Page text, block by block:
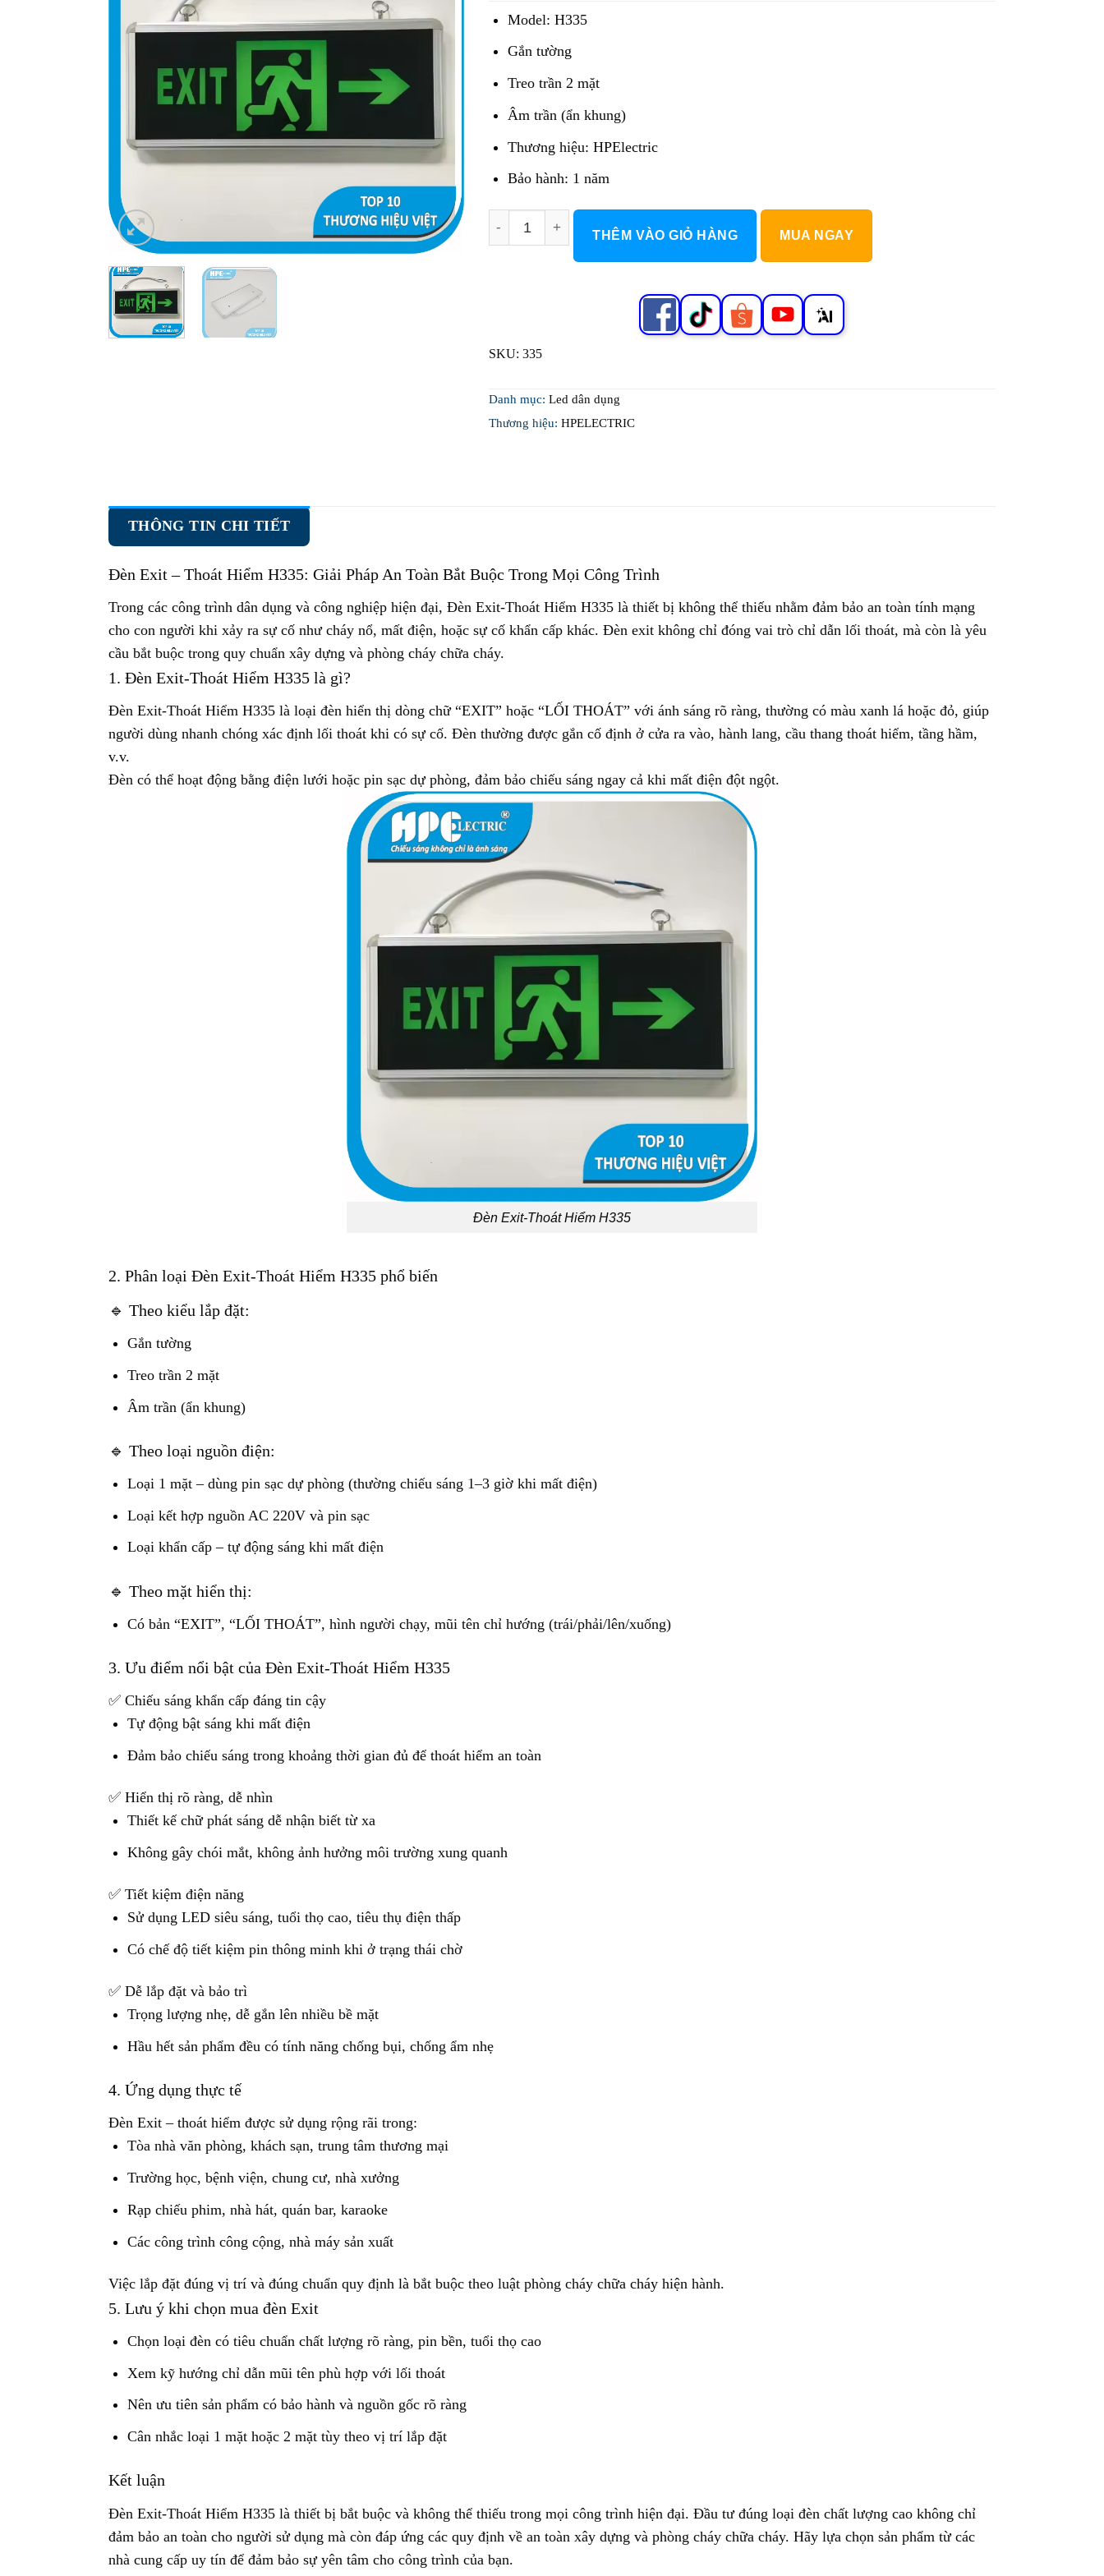
Model: H335
Gắn tường
Treo trần 2 mặt
Âm trần (ẩn khung)
Thương hiệu: HPElectric
Bảo hành: 1 năm
Đèn Exit-Thoát Hiểm H335 số lượng
THÊM VÀO GIỎ HÀNG MUA NGAY
SKU: 335
Danh mục: Led dân dụng
Thương hiệu: HPELECTRIC
THÔNG TIN CHI TIẾT
Đèn Exit – Thoát Hiểm H335: Giải Pháp An Toàn Bắt Buộc Trong Mọi Công Trình
Trong các công trình dân dụng và công nghiệp hiện đại, Đèn Exit-Thoát Hiểm H335 là thiết bị không thể thiếu nhằm đảm bảo an toàn tính mạng
cho con người khi xảy ra sự cố như cháy nổ, mất điện, hoặc sự cố khẩn cấp khác. Đèn exit không chỉ đóng vai trò chỉ dẫn lối thoát, mà còn là yêu
cầu bắt buộc trong quy chuẩn xây dựng và phòng cháy chữa cháy.
1. Đèn Exit-Thoát Hiểm H335 là gì?
Đèn Exit-Thoát Hiểm H335 là loại đèn hiển thị dòng chữ “EXIT” hoặc “LỐI THOÁT” với ánh sáng rõ ràng, thường có màu xanh lá hoặc đỏ, giúp
người dùng nhanh chóng xác định lối thoát khi có sự cố. Đèn thường được gắn cố định ở cửa ra vào, hành lang, cầu thang thoát hiểm, tầng hầm,
v.v.
Đèn có thể hoạt động bằng điện lưới hoặc pin sạc dự phòng, đảm bảo chiếu sáng ngay cả khi mất điện đột ngột.
Đèn Exit-Thoát Hiểm H335
2. Phân loại Đèn Exit-Thoát Hiểm H335 phổ biến
🔹 Theo kiểu lắp đặt:
Gắn tường
Treo trần 2 mặt
Âm trần (ẩn khung)
🔹 Theo loại nguồn điện:
Loại 1 mặt – dùng pin sạc dự phòng (thường chiếu sáng 1–3 giờ khi mất điện)
Loại kết hợp nguồn AC 220V và pin sạc
Loại khẩn cấp – tự động sáng khi mất điện
🔹 Theo mặt hiển thị:
Có bản “EXIT”, “LỐI THOÁT”, hình người chạy, mũi tên chỉ hướng (trái/phải/lên/xuống)
3. Ưu điểm nổi bật của Đèn Exit-Thoát Hiểm H335
✅ Chiếu sáng khẩn cấp đáng tin cậy
Tự động bật sáng khi mất điện
Đảm bảo chiếu sáng trong khoảng thời gian đủ để thoát hiểm an toàn
✅ Hiển thị rõ ràng, dễ nhìn
Thiết kế chữ phát sáng dễ nhận biết từ xa
Không gây chói mắt, không ảnh hưởng môi trường xung quanh
✅ Tiết kiệm điện năng
Sử dụng LED siêu sáng, tuổi thọ cao, tiêu thụ điện thấp
Có chế độ tiết kiệm pin thông minh khi ở trạng thái chờ
✅ Dễ lắp đặt và bảo trì
Trọng lượng nhẹ, dễ gắn lên nhiều bề mặt
Hầu hết sản phẩm đều có tính năng chống bụi, chống ẩm nhẹ
4. Ứng dụng thực tế
Đèn Exit – thoát hiểm được sử dụng rộng rãi trong:
Tòa nhà văn phòng, khách sạn, trung tâm thương mại
Trường học, bệnh viện, chung cư, nhà xưởng
Rạp chiếu phim, nhà hát, quán bar, karaoke
Các công trình công cộng, nhà máy sản xuất
Việc lắp đặt đúng vị trí và đúng chuẩn quy định là bắt buộc theo luật phòng cháy chữa cháy hiện hành.
5. Lưu ý khi chọn mua đèn Exit
Chọn loại đèn có tiêu chuẩn chất lượng rõ ràng, pin bền, tuổi thọ cao
Xem kỹ hướng chỉ dẫn mũi tên phù hợp với lối thoát
Nên ưu tiên sản phẩm có bảo hành và nguồn gốc rõ ràng
Cân nhắc loại 1 mặt hoặc 2 mặt tùy theo vị trí lắp đặt
Kết luận
Đèn Exit-Thoát Hiểm H335 là thiết bị bắt buộc và không thể thiếu trong mọi công trình hiện đại. Đầu tư đúng loại đèn chất lượng cao không chỉ
đảm bảo an toàn cho người sử dụng mà còn đáp ứng các quy định về an toàn xây dựng và phòng cháy chữa cháy. Hãy lựa chọn sản phẩm từ các
nhà cung cấp uy tín để đảm bảo sự yên tâm cho công trình của bạn.